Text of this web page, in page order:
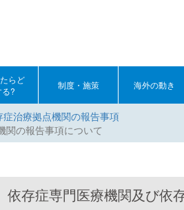
らど
る?
制度・施策 海外の動き
治療拠点機関の報告事項
の報告事項について
存症専門医療機関及び依